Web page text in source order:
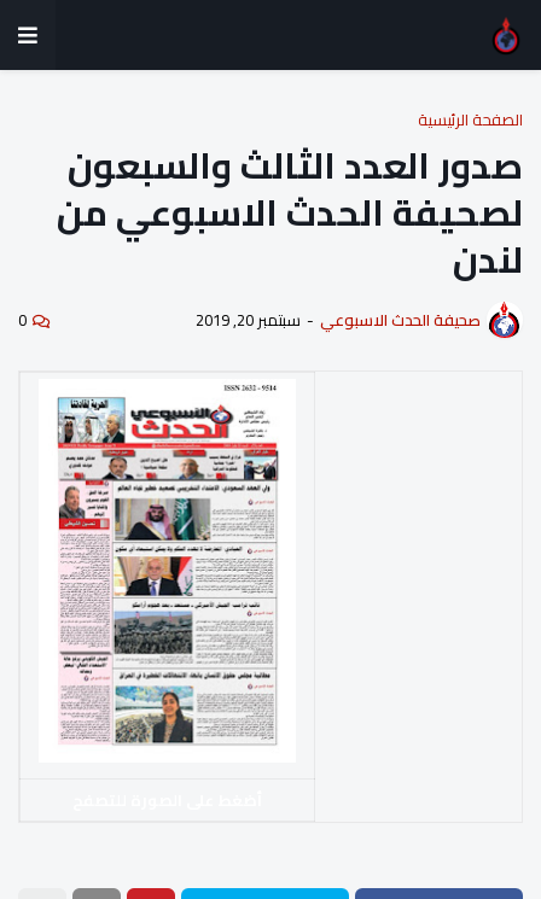
الصفحة الرئيسية
صدور العدد الثالث والسبعون
لصحيفة الحدث الاسبوعي من
لندن
صحيفة الحدث الاسبوعي - سبتمبر 20, 2019 0